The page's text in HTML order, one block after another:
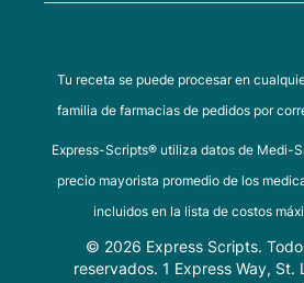
Tu receta se puede procesar en
familia de farmacias de pedidos por
Express-Scripts® utiliza datos de Medi-
precio mayorista promedio de los
incluidos en la lista de costos
© 2026 Express Scripts.
reservados. 1 Express Way, St.